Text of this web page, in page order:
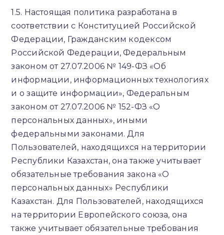
1.5. Настоящая политика разработана в
соответствии с Конституцией Российской
Федерации, Гражданским кодексом
Российской Федерации, Федеральным
законом от 27.07.2006 № 149-ФЗ «Об
информации, информационных технологиях
и о защите информации», Федеральным
законом от 27.07.2006 № 152-ФЗ «О
персональных данных», иными
федеральными законами. Для
Пользователей, находящихся на территории
Республики Казахстан, она также учитывает
обязательные требования закона «О
персональных данных» Республики
Казахстан. Для Пользователей, находящихся
на территории Европейского союза, она
также учитывает обязательные требования